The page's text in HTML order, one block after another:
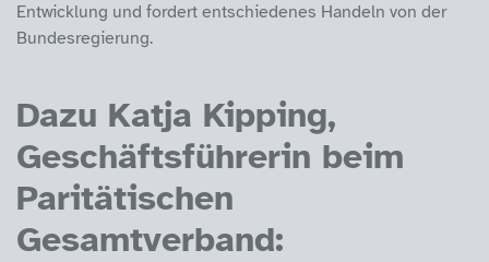
Entwicklung und fordert entschiedenes Handeln von der
Bundesregierung.
Dazu Katja Kipping,
Geschäftsführerin beim
Paritätischen
Gesamtverband: